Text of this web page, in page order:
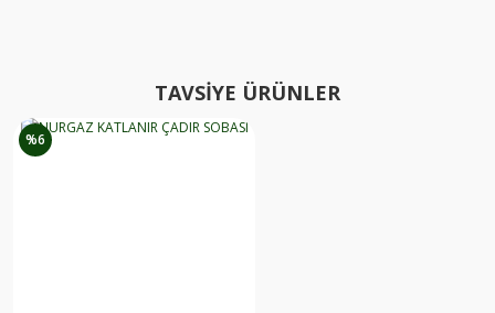
TAVSİYE ÜRÜNLER
%6